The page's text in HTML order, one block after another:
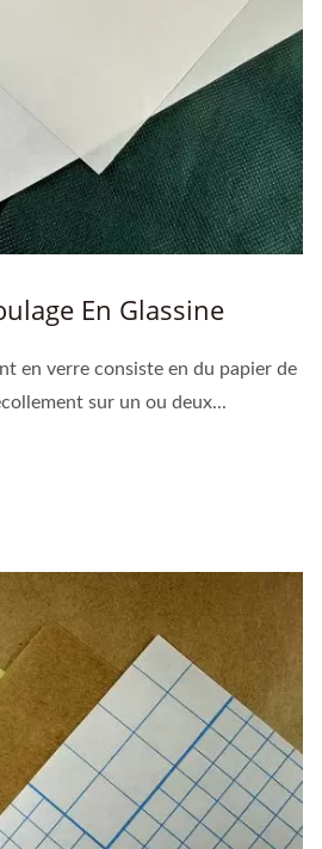
En Glassine
en verre consiste en du papier de
sur un ou deux...